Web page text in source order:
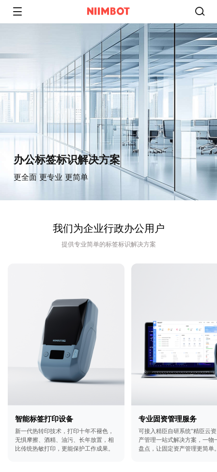
办公标签标识解决方案
更全面 更专业 更简单
我们为企业行政办公用户
提供专业简单的标签标识解决方案
智能标签打印设备
新一代热转印技术，打印十年不褪色，
无惧摩擦、酒精、油污、长年放置，相
比传统热敏打印，更能保护工作成果。
专业固资管理服务
可接入精臣自研系统“精臣云
产管理一站式解决方案，一物
盘点，让固定资产管理更简单